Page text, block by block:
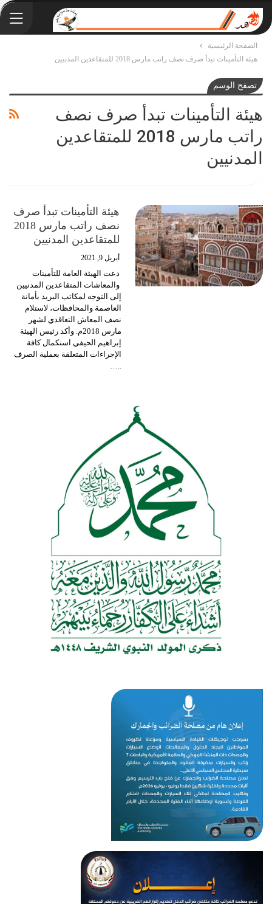
الصفحة الرئيسية
هيئة التأمينات تبدأ صرف نصف راتب مارس 2018 للمتقاعدين المدنيين
تصفح الوسم
هيئة التأمينات تبدأ صرف نصف
راتب مارس 2018 للمتقاعدين
المدنيين
هيئة التأمينات تبدأ صرف
نصف راتب مارس 2018
للمتقاعدين المدنيين
أبريل 9, 2021
دعت الهيئة العامة للتأمينات
والمعاشات المتقاعدين المدنيين
إلى التوجه لمكاتب البريد بأمانة
العاصمة والمحافظات، لاستلام
نصف المعاش التعاقدي لشهر
مارس 2018م.
وأكد رئيس الهيئة
إبراهيم الحيفي استكمال كافة
الإجراءات المتعلقة بعملية الصرف
..
…